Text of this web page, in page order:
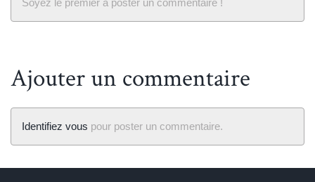
Ajouter un commentaire
Identifiez vous pour poster un commentaire.